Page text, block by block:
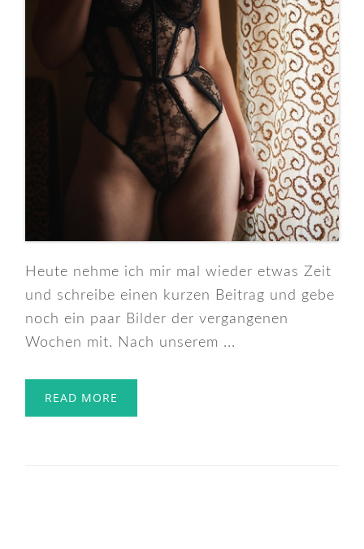
Heute nehme ich mir mal wieder etwas Zeit
und schreibe einen kurzen Beitrag und gebe
noch ein paar Bilder der vergangenen
Wochen mit. Nach unserem ...
READ MORE